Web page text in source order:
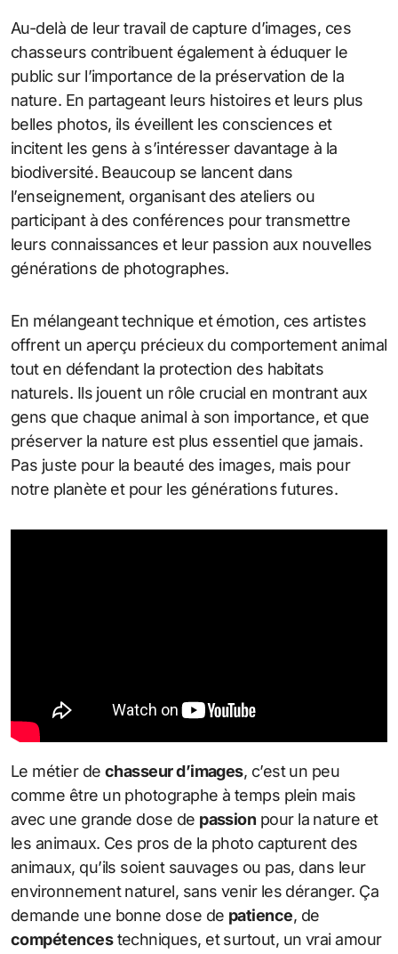
Au-delà de leur travail de capture d’images, ces
chasseurs contribuent également à éduquer le
public sur l’importance de la préservation de la
nature. En partageant leurs histoires et leurs plus
belles photos, ils éveillent les consciences et
incitent les gens à s’intéresser davantage à la
biodiversité. Beaucoup se lancent dans
l’enseignement, organisant des ateliers ou
participant à des conférences pour transmettre
leurs connaissances et leur passion aux nouvelles
générations de photographes.
En mélangeant technique et émotion, ces artistes
offrent un aperçu précieux du comportement animal
tout en défendant la protection des habitats
naturels. Ils jouent un rôle crucial en montrant aux
gens que chaque animal à son importance, et que
préserver la nature est plus essentiel que jamais.
Pas juste pour la beauté des images, mais pour
notre planète et pour les générations futures.
Le métier de chasseur d’images, c’est un peu
comme être un photographe à temps plein mais
avec une grande dose de passion pour la nature et
les animaux. Ces pros de la photo capturent des
animaux, qu’ils soient sauvages ou pas, dans leur
environnement naturel, sans venir les déranger. Ça
demande une bonne dose de patience, de
compétencestechniques, et surtout, un vrai amour